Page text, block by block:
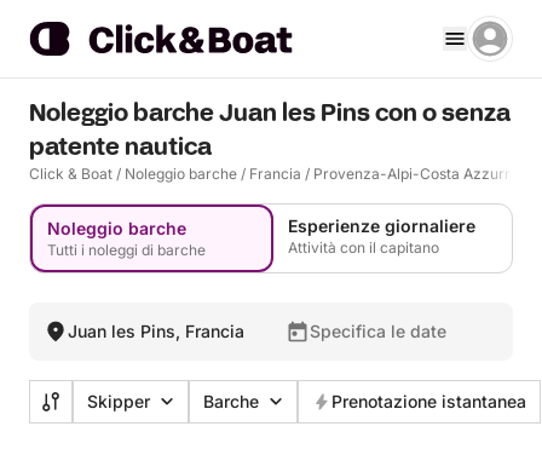
Noleggio barche Juan les Pins con o senza
patente nautica
Click & Boat / Noleggio barche / Francia / Provenza-Alpi-Costa Azzurra
Noleggio barche
Tutti i noleggi di barche
Esperienze giornaliere
Attività con il capitano
Juan les Pins, Francia Specifica le date
Skipper Barche Prenotazione istantanea